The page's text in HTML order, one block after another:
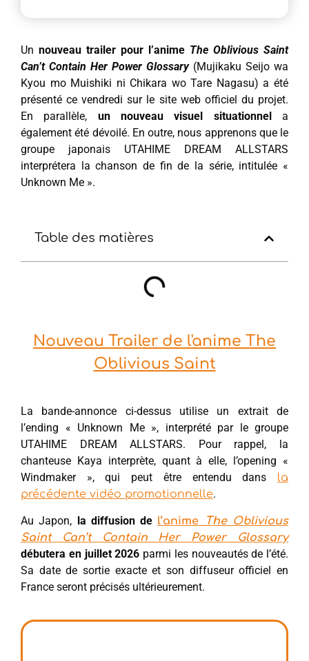
Un nouveau trailer pour l’anime The Oblivious Saint
Can’t Contain Her Power Glossary(Mujikaku Seijo wa
Kyou mo Muishiki ni Chikara wo Tare Nagasu) a été
présenté ce vendredi sur le site web officiel du projet.
En parallèle, un nouveau visuel situationnel
a
également été dévoilé. En outre, nous apprenons que le
groupe japonais UTAHIME DREAM ALLSTARS
interprétera la chanson de fin de la série, intitulée «
Unknown Me ».
Table des matières
Nouveau Trailer de l'anime The
Oblivious Saint
La bande-annonce ci-dessus utilise un extrait de
l’ending « Unknown Me », interprété par le groupe
UTAHIME DREAM ALLSTARS. Pour rappel, la
chanteuse Kaya interprète, quant à elle, l’opening «
Windmaker », qui peut être entendu dans la
précédente vidéo promotionnelle.
Au Japon, la diffusion de l’anime
The Oblivious
Saint Can’t Contain Her Power Glossary
débutera en juillet 2026 parmi les nouveautés de l’été.
Sa date de sortie exacte et son diffuseur officiel en
France seront précisés ultérieurement.